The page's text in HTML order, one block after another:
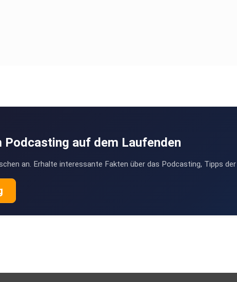
Podcasting auf dem Laufenden
an. Erhalte interessante Fakten über das Podcasting, Tipps